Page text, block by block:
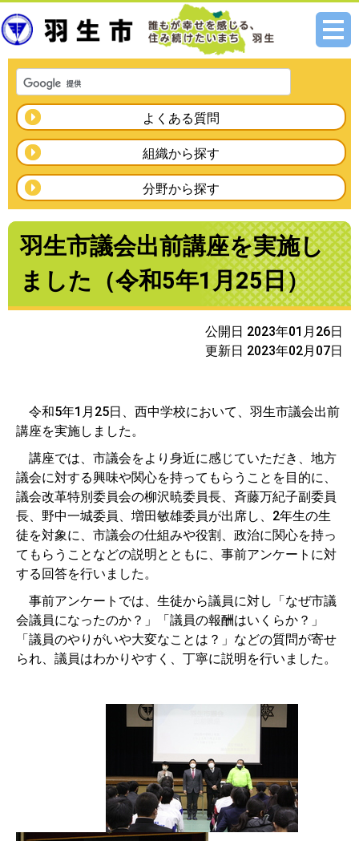
メニ
よくある質問
組織から探す
分野から探す
羽生市議会出前講座を実施し
ました（令和5年1月25日）
公開日 2023年01月26日
更新日 2023年02月07日
令和5年1月25日、西中学校において、羽生市議会出前
講座を実施しました。
講座では、市議会をより身近に感じていただき、地方
議会に対する興味や関心を持ってもらうことを目的に、
議会改革特別委員会の柳沢暁委員長、斉藤万紀子副委員
長、野中一城委員、増田敏雄委員が出席し、2年生の生
徒を対象に、市議会の仕組みや役割、政治に関心を持っ
てもらうことなどの説明とともに、事前アンケートに対
する回答を行いました。
事前アンケートでは、生徒から議員に対し「なぜ市議
会議員になったのか？」「議員の報酬はいくらか？」
「議員のやりがいや大変なことは？」などの質問が寄せ
られ、議員はわかりやすく、丁寧に説明を行いました。